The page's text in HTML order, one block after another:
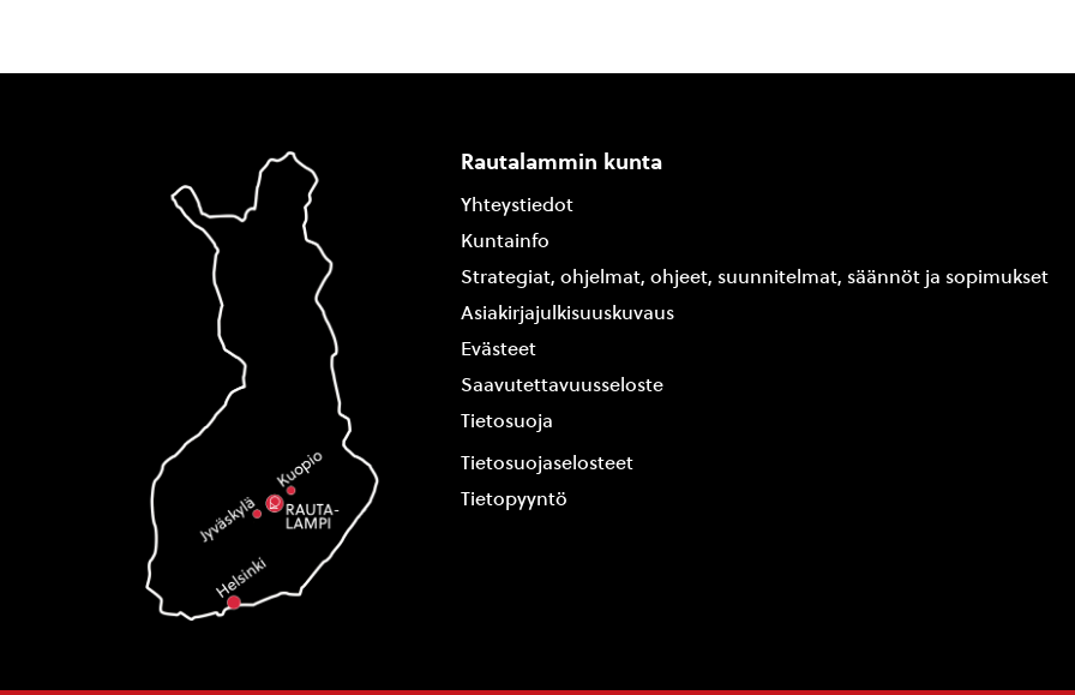
Rautalammin kunta
Yhteystiedot
Kuntainfo
Strategiat, ohjelmat, ohjeet, suunnitelmat, säännöt ja sopimukset
Asiakirjajulkisuuskuvaus
Evästeet
Saavutettavuusseloste
Tietosuoja
Tietosuojaselosteet
Tietopyyntö